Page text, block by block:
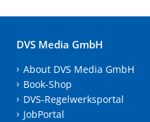
DVS Media GmbH
About DVS Media GmbH
Book-Shop
DVS-Regelwerksportal
JobPortal